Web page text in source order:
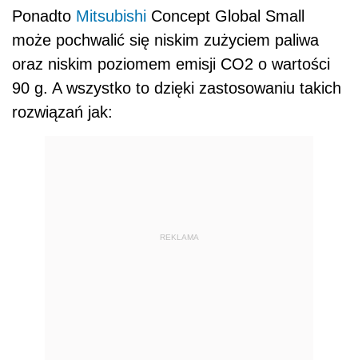
Ponadto Mitsubishi Concept Global Small
może pochwalić się niskim zużyciem paliwa
oraz niskim poziomem emisji CO2 o wartości
90 g. A wszystko to dzięki zastosowaniu takich
rozwiązań jak:
REKLAMA